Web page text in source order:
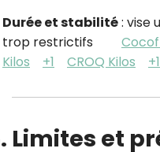
Durée et stabilité: vise
trop restrictifs
Kilos
+1 CROQ Kilos +1
Limites et